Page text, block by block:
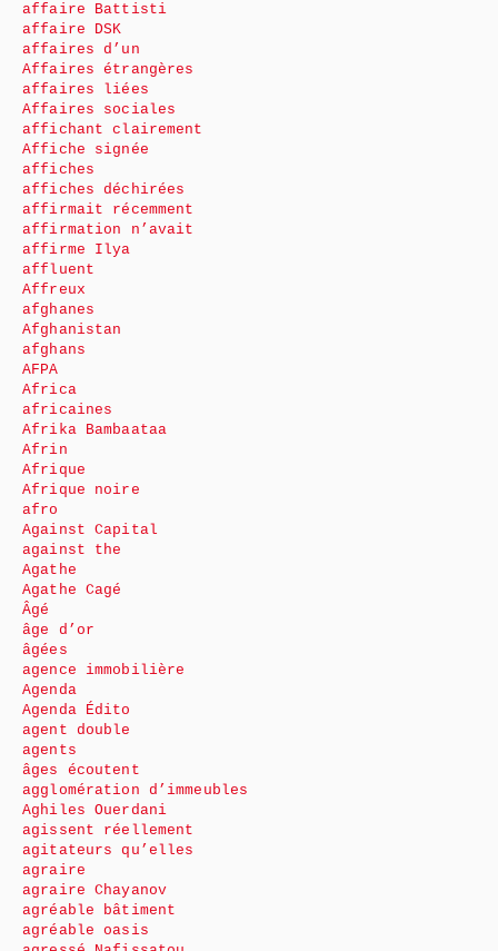
affaire Battisti
affaire DSK
affaires d’un
Affaires étrangères
affaires liées
Affaires sociales
affichant clairement
Affiche signée
affiches
affiches déchirées
affirmait récemment
affirmation n’avait
affirme Ilya
affluent
Affreux
afghanes
Afghanistan
afghans
AFPA
Africa
africaines
Afrika Bambaataa
Afrin
Afrique
Afrique noire
afro
Against Capital
against the
Agathe
Agathe Cagé
Âgé
âge d’or
âgées
agence immobilière
Agenda
Agenda Édito
agent double
agents
âges écoutent
agglomération d’immeubles
Aghiles Ouerdani
agissent réellement
agitateurs qu’elles
agraire
agraire Chayanov
agréable bâtiment
agréable oasis